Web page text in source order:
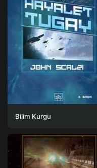
Bilim Kurgu